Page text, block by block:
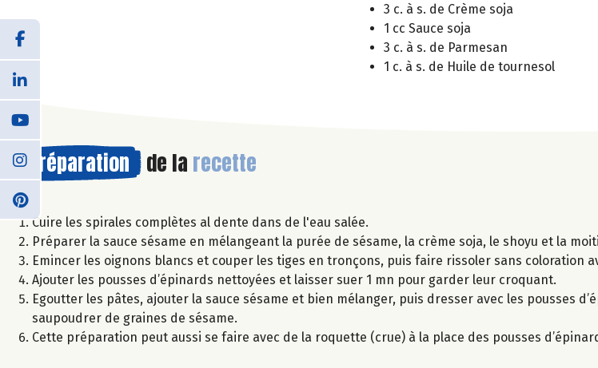
3 c. à s. de Crème soja
1 cc Sauce soja
3 c. à s. de Parmesan
1 c. à s. de Huile de tournesol
Préparation de la recette
Cuire les spirales complètes al dente dans de l'eau salée.
Préparer la sauce sésame en mélangeant la purée de sésame, la crème soja, le shoyu et la
Emincer les oignons blancs et couper les tiges en tronçons, puis faire rissoler sans coloration
Ajouter les pousses d’épinards nettoyées et laisser suer 1 mn pour garder leur croquant.
Egoutter les pâtes, ajouter la sauce sésame et bien mélanger, puis dresser avec les pousses
saupoudrer de graines de sésame.
Cette préparation peut aussi se faire avec de la roquette (crue) à la place des pousses